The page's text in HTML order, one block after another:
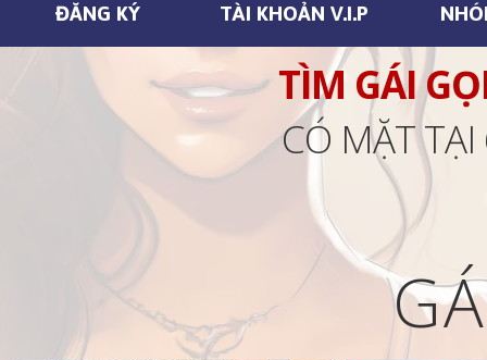
ĐĂNG KÝ TÀI KHOẢN V.I.P
TÌM GÁI
CÓ MẶT